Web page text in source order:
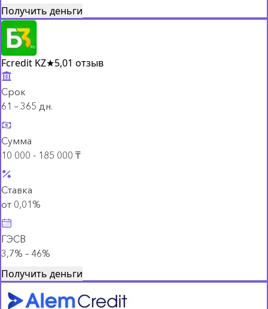
Получить деньги
Fcredit KZ★5,01 отзыв
Срок
61 – 365 дн.
Сумма
10 000 - 185 000 ₸
Ставка
от 0,01%
ГЭСВ
3,7% – 46%
Получить деньги